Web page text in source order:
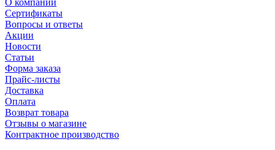
О компании
Сертификаты
Вопросы и ответы
Акции
Новости
Статьи
Форма заказа
Прайс-листы
Доставка
Оплата
Возврат товара
Отзывы о магазине
Контрактное производство